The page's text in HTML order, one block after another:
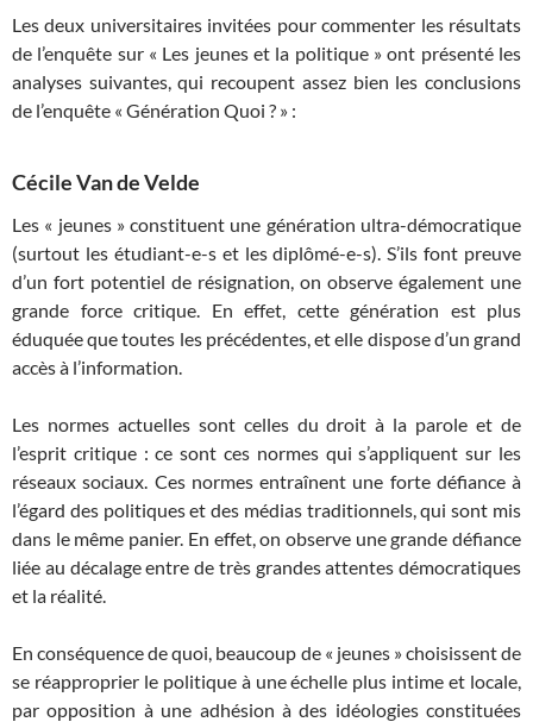
Les deux universitaires invitées pour commenter les résultats
de l’enquête sur « Les jeunes et la politique » ont présenté les
analyses suivantes, qui recoupent assez bien les conclusions
de l’enquête « Génération Quoi ? » :
Cécile Van de Velde
Les « jeunes » constituent une génération ultra-démocratique
(surtout les étudiant-e-s et les diplômé-e-s). S’ils font preuve
d’un fort potentiel de résignation, on observe également une
grande force critique. En effet, cette génération est plus
éduquée que toutes les précédentes, et elle dispose d’un grand
accès à l’information.
Les normes actuelles sont celles du droit à la parole et de
l’esprit critique : ce sont ces normes qui s’appliquent sur les
réseaux sociaux. Ces normes entraînent une forte défiance à
l’égard des politiques et des médias traditionnels, qui sont mis
dans le même panier. En effet, on observe une grande défiance
liée au décalage entre de très grandes attentes démocratiques
et la réalité.
En conséquence de quoi, beaucoup de « jeunes » choisissent de
se réapproprier le politique à une échelle plus intime et locale,
par opposition à une adhésion à des idéologies constituées